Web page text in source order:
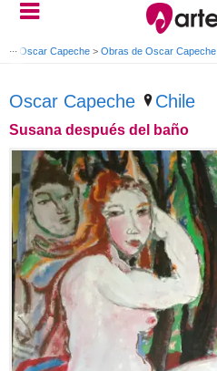
> Oscar Capeche > Obras de Oscar Capeche
Oscar Capeche Chile
Susana después del baño